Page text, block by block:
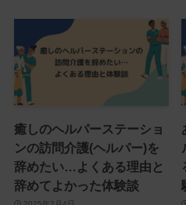
癒しのヘルパーステーショ
ンの訪問介護(ヘルパー)を
辞めたい…よくある理由と
辞めてよかった体験談